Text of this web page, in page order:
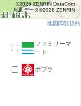
©2026 ZENRIN DataCom
地図データ©2026 ZENRIN
地図閲覧規約
ファミリーマ
ート
ポプラ